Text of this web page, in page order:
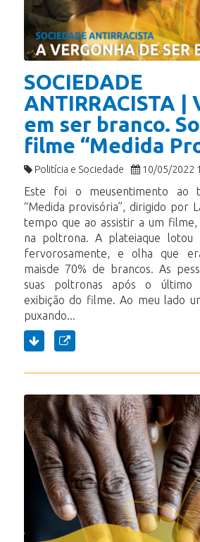
SOCIEDADE
ANTIRRACISTA |
em ser branco.
filme “Medida
Politícia e Sociedade 10/05/2022
Este foi o meusentimento ao
“Medida provisória”, dirigido por
tempo que ao assistir a um filme,
na poltrona. A plateiaque lotou
fervorosamente, e olha que
maisde 70% de brancos. As
suas poltronas após o último
exibição do filme. Ao meu lado
puxando...